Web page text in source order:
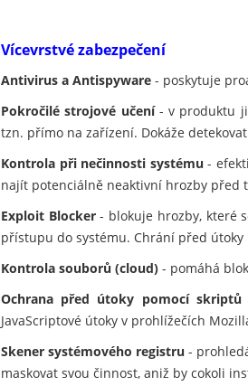
Vícevrstvé zabezpečení
Antivirus a Antispyware - poskytuje
Pokročilé strojové učení- v produktu
tzn. přímo na zařízení. Dokáže
Kontrola při nečinnosti systému -
najít potenciálně neaktivní hrozby před
Exploit Blocker- blokuje hrozby, které
přístupu do systému. Chrání před útoky
Kontrola souborů (cloud) - pomáhá
Ochrana před útoky pomocí skriptů
JavaScriptové útoky v prohlížečích
Skener systémového registru -
maskovat svou činnost, aniž by cokoli